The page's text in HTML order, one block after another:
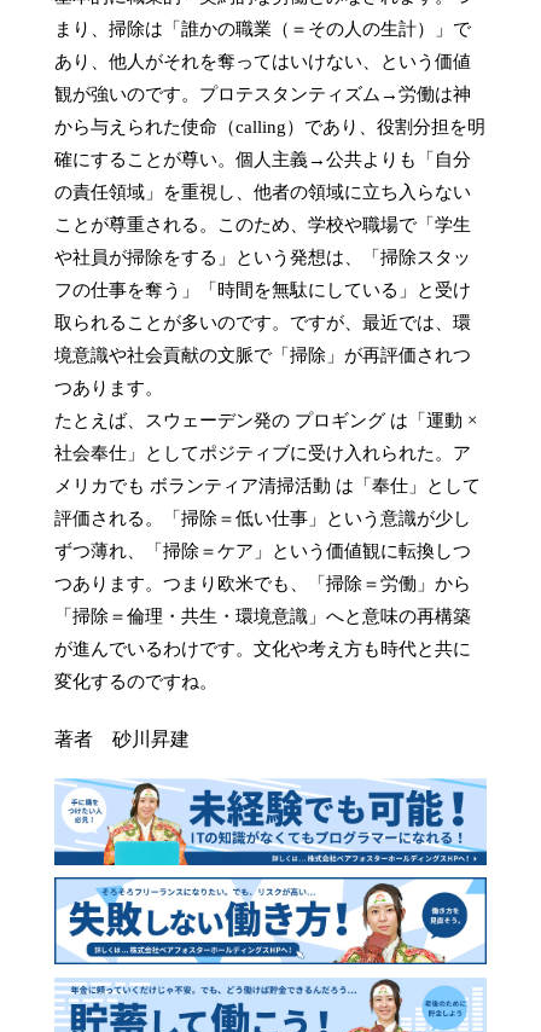
まり、掃除は「誰かの職業（＝その人の生計）」で
あり、他人がそれを奪ってはいけない、という価値
観が強いのです。プロテスタンティズム→労働は神
から与えられた使命（calling）であり、役割分担を明
確にすることが尊い。個人主義→公共よりも「自分
の責任領域」を重視し、他者の領域に立ち入らない
ことが尊重される。このため、学校や職場で「学生
や社員が掃除をする」という発想は、「掃除スタッ
フの仕事を奪う」「時間を無駄にしている」と受け
取られることが多いのです。ですが、最近では、環
境意識や社会貢献の文脈で「掃除」が再評価されつ
つあります。
たとえば、スウェーデン発の プロギング は「運動 ×
社会奉仕」としてポジティブに受け入れられた。ア
メリカでも ボランティア清掃活動 は「奉仕」として
評価される。「掃除＝低い仕事」という意識が少し
ずつ薄れ、「掃除＝ケア」という価値観に転換しつ
つあります。つまり欧米でも、「掃除＝労働」から
「掃除＝倫理・共生・環境意識」へと意味の再構築
が進んでいるわけです。文化や考え方も時代と共に
変化するのですね。
著者 砂川昇建